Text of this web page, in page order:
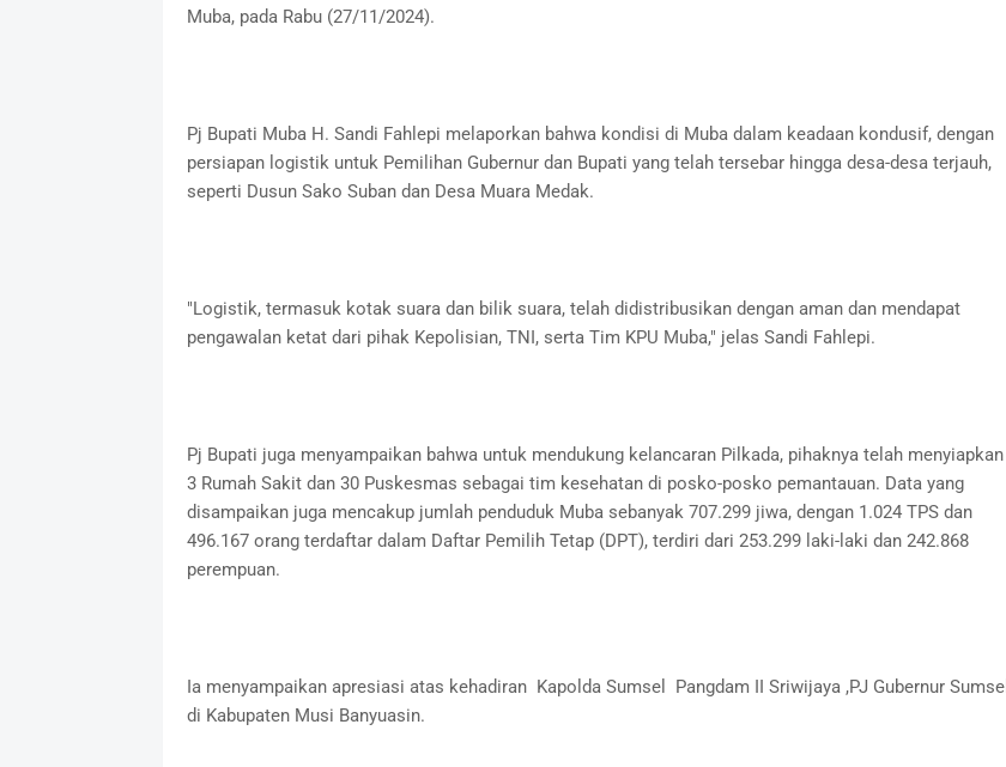
Muba, pada Rabu (27/11/2024).
Pj Bupati Muba H. Sandi Fahlepi melaporkan bahwa kondisi di Muba dalam keadaan kondusif, dengan
persiapan logistik untuk Pemilihan Gubernur dan Bupati yang telah tersebar hingga desa-desa terjauh,
seperti Dusun Sako Suban dan Desa Muara Medak.
"Logistik, termasuk kotak suara dan bilik suara, telah didistribusikan dengan aman dan mendapat
pengawalan ketat dari pihak Kepolisian, TNI, serta Tim KPU Muba," jelas Sandi Fahlepi.
Pj Bupati juga menyampaikan bahwa untuk mendukung kelancaran Pilkada, pihaknya telah menyiapkan
3 Rumah Sakit dan 30 Puskesmas sebagai tim kesehatan di posko-posko pemantauan. Data yang
disampaikan juga mencakup jumlah penduduk Muba sebanyak 707.299 jiwa, dengan 1.024 TPS dan
496.167 orang terdaftar dalam Daftar Pemilih Tetap (DPT), terdiri dari 253.299 laki-laki dan 242.868
perempuan.
Ia menyampaikan apresiasi atas kehadiran Kapolda Sumsel Pangdam II Sriwijaya ,PJ Gubernur Sumsel
di Kabupaten Musi Banyuasin.